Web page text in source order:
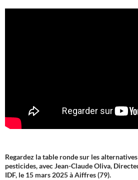
Regardez la table ronde sur les
pesticides, avec Jean-Claude Oliva,
IDF, le 15 mars 2025 à Aiffres (79).